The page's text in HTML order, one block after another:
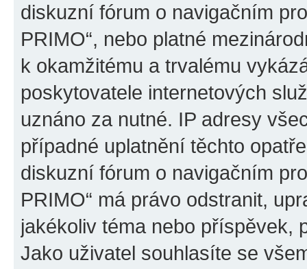
diskuzní fórum o navigačním
PRIMO“, nebo platné
k okamžitému a trvalému
poskytovatele internetových
uznáno za nutné. IP adresy
případné uplatnění těchto
diskuzní fórum o navigačním
PRIMO“ má právo odstranit,
jakékoliv téma nebo příspěvek,
Jako uživatel souhlasíte se